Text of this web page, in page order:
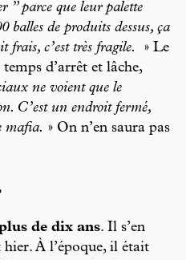
” parce que leur palette
balles de produits dessus, ça
frais, c’est très fragile.
» Le
d’arrêt et lâche,
ne voient que le
C’est un endroit fermé,
mafia. » On n’en saura pas
de dix ans. Il s’en
À l’époque, il était